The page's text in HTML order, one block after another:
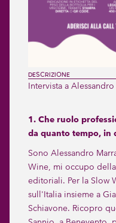
DESCRIZIONE
Intervista a
1. Che ruolo
da quanto tempo, in
Sono Alessandro
Wine, mi occupo
editoriali. Per la Slow
sull'Italia insieme a
Schiavone. Ricopro